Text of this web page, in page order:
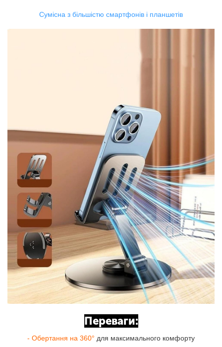
Сумісна з більшістю смартфонів і планшетів
Переваги:
- Обертання на 360° для максимального комфорту